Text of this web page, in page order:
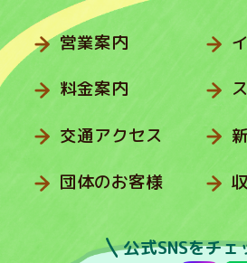
営業案内
料金案内
交通アクセス
団体のお客様
公式SNSをチェ